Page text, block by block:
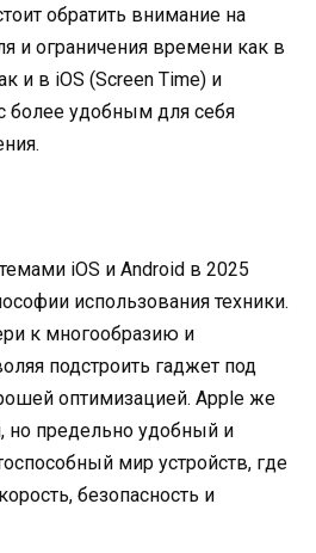
обратить внимание на
и ограничения времени как в
и в iOS (Screen Time) и
более удобным для себя
iOS и Android в 2025
использования техники.
к многообразию и
подстроить гаджет под
оптимизацией. Apple же
но предельно удобный и
мир устройств, где
безопасность и